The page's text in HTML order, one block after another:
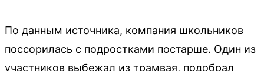
По данным источника, компания школьников
поссорилась с подростками постарше. Один из
участников выбежал из трамвая, подобрал